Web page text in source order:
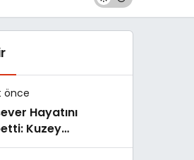
önce
Hayatını
Kuzey
Toprağa